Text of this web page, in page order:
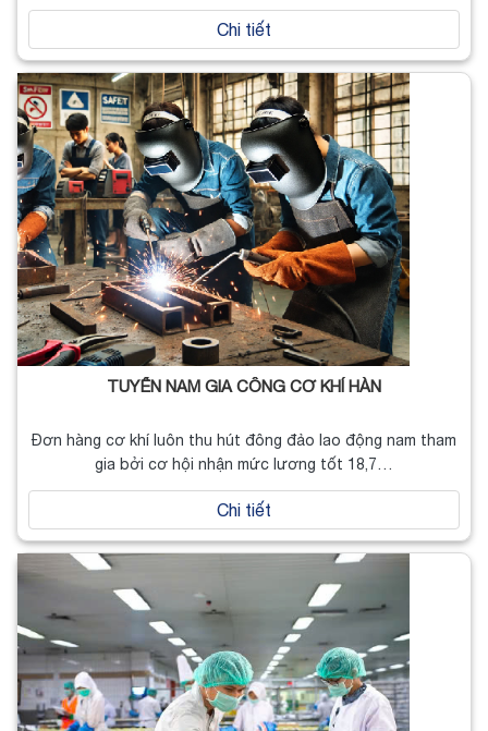
Chi tiết
TUYỂN NAM GIA CÔNG CƠ KHÍ HÀN
Đơn hàng cơ khí luôn thu hút đông đảo lao động nam tham
gia bởi cơ hội nhận mức lương tốt 18,7…
Chi tiết